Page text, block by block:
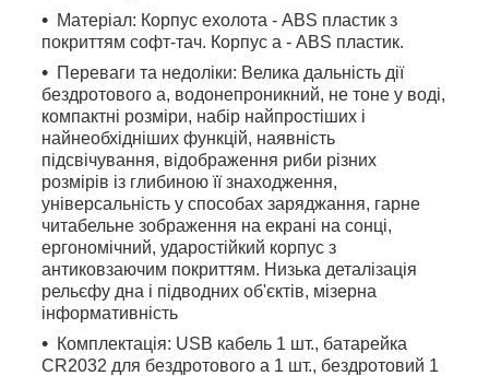
Матеріал: Корпус ехолота - ABS пластик з
покриттям софт-тач. Корпус а - ABS пластик.
Переваги та недоліки: Велика дальність дії
бездротового а, водонепроникний, не тоне у воді,
компактні розміри, набір найпростіших і
найнеобхідніших функцій, наявність
підсвічування, відображення риби різних
розмірів із глибиною її знаходження,
універсальність у способах заряджання, гарне
читабельне зображення на екрані на сонці,
ергономічний, ударостійкий корпус з
антиковзаючим покриттям. Низька деталізація
рельєфу дна і підводних об'єктів, мізерна
інформативність
Комплектація: USB кабель 1 шт., батарейка
CR2032 для бездротового а 1 шт., бездротовий 1